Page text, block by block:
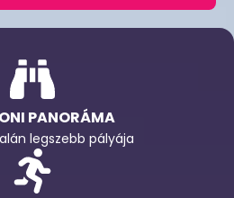
PANORÁMA
legszebb pályája